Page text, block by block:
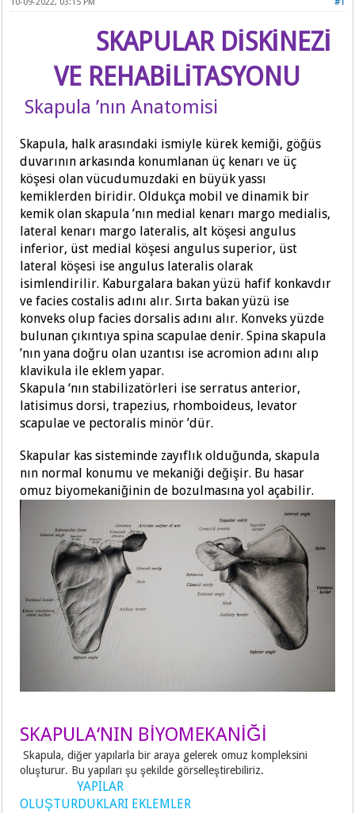
SKAPULAR DİSKİNEZİ
VE REHABİLİTASYONU
Skapula ’nın Anatomisi
Skapula, halk arasındaki ismiyle kürek kemiği, göğüs
duvarının arkasında konumlanan üç kenarı ve üç
köşesi olan vücudumuzdaki en büyük yassı
kemiklerden biridir. Oldukça mobil ve dinamik bir
kemik olan skapula ’nın medial kenarı margo medialis,
lateral kenarı margo lateralis, alt köşesi angulus
inferior, üst medial köşesi angulus superior, üst
lateral köşesi ise angulus lateralis olarak
isimlendirilir. Kaburgalara bakan yüzü hafif konkavdır
ve facies costalis adını alır. Sırta bakan yüzü ise
konveks olup facies dorsalis adını alır. Konveks yüzde
bulunan çıkıntıya spina scapulae denir. Spina skapula
’nın yana doğru olan uzantısı ise acromion adını alıp
klavikula ile eklem yapar.
Skapula ‘nın stabilizatörleri ise serratus anterior,
latisimus dorsi, trapezius, rhomboideus, levator
scapulae ve pectoralis minör ’dür.
Skapular kas sisteminde zayıflık olduğunda, skapula
nın normal konumu ve mekaniği değişir. Bu hasar
omuz biyomekaniğinin de bozulmasına yol açabilir.
SKAPULA‘NIN BİYOMEKANİĞİ
Skapula, diğer yapılarla bir araya gelerek omuz kompleksini
oluşturur. Bu yapıları şu şekilde görselleştirebiliriz.
YAPILAR
OLUŞTURDUKLARI EKLEMLER